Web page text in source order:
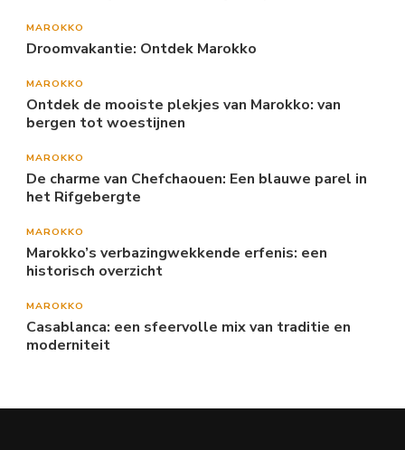
MAROKKO
Droomvakantie: Ontdek Marokko
MAROKKO
Ontdek de mooiste plekjes van Marokko: van
bergen tot woestijnen
MAROKKO
De charme van Chefchaouen: Een blauwe parel in
het Rifgebergte
MAROKKO
Marokko’s verbazingwekkende erfenis: een
historisch overzicht
MAROKKO
Casablanca: een sfeervolle mix van traditie en
moderniteit